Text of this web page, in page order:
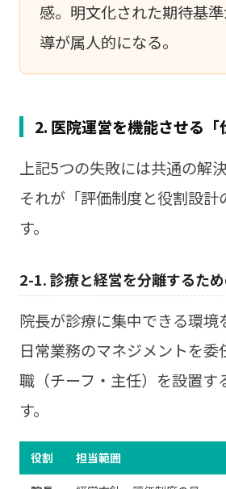
感。明文化された期待基
導が属人的になる。
2. 医院運営を機能させる
上記5つの失敗には共通の解
それが「評価制度と役割設計
す。
2-1. 診療と経営を分離するた
院長が診療に集中できる環境
日常業務のマネジメントを委
職（チーフ・主任）を設置す
す。
役割 担当範囲